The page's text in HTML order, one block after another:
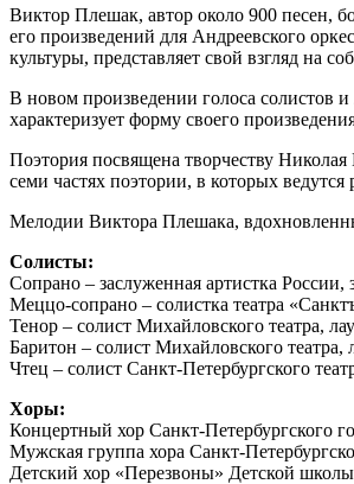
Виктор Плешак, автор около 900 песен,
его произведений для Андреевского
культуры, представляет свой взгляд на
В новом произведении голоса солистов
характеризует форму своего
Поэтория посвящена творчеству Николая
семи частях поэтории, в которых
Мелодии Виктора Плешака,
Солисты:
Сопрано – заслуженная артистка
Меццо-сопрано – солистка театра
Тенор – солист Михайловского театра,
Баритон – солист Михайловского
Чтец – солист Санкт-Петербургского
Хоры:
Концертный хор Санкт-Петербургского
Мужская группа хора Санкт-
Детский хор «Перезвоны» Детской